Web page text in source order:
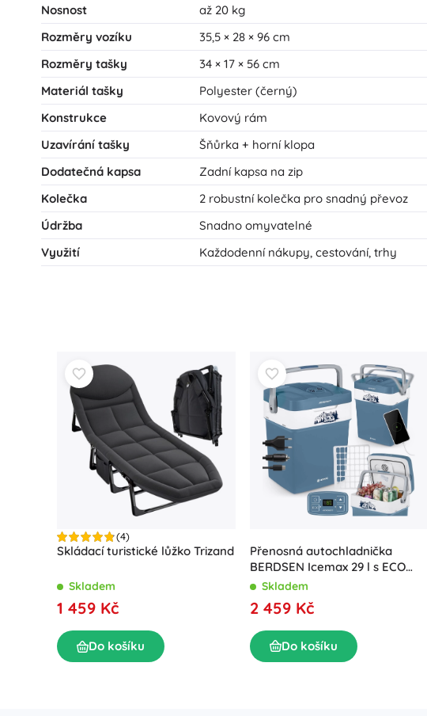
Nosnost
až 20 kg
Rozměry vozíku
35,5 × 28 × 96 cm
Rozměry tašky
34 × 17 × 56 cm
Materiál tašky
Polyester (černý)
Konstrukce
Kovový rám
Uzavírání tašky
Šňůrka + horní klopa
Dodatečná kapsa
Zadní kapsa na zip
Kolečka
2 robustní kolečka pro snadný převoz
Údržba
Snadno omyvatelné
Využití
Každodenní nákupy, cestování, trhy
(4)
Skládací turistické lůžko Trizand
Skladem
1 459 Kč
Do košíku
Přenosná autochladnička
BERDSEN Icemax 29 l s ECO
režimem – modrá
Skladem
2 459 Kč
Do košíku